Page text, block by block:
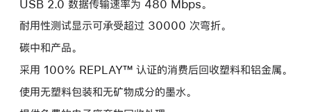
USB 2.0 数据传输速率为 480 Mbps。
耐用性测试显示可承受超过 30000 次弯折。
碳中和产品。
采用 100% REPLAY™ 认证的消费后回收塑料和铝金属。
使用无塑料包装和无矿物成分的墨水。